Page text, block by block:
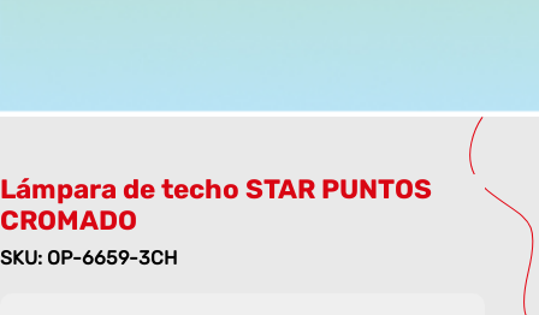
Lámpara de techo STAR PUNTOS
CROMADO
SKU: OP-6659-3CH